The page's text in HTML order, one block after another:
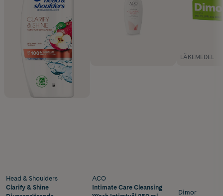
Head & Shoulders
Clarify & Shine
ACO
Intimate Care Cleansing
LÄKEMEDEL
Dimor